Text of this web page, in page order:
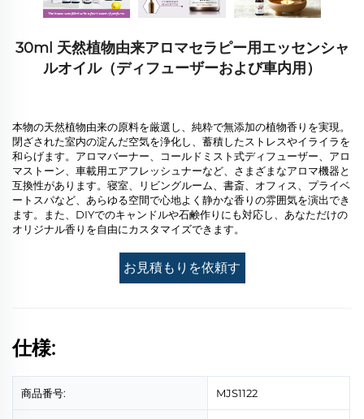
30ml 天然植物由来アロマセラピー用エッセンシャ
ルオイル（ディフューザーおよび車内用）
本物の天然植物由来の原料を厳選し、純粋で無添加の植物香りを実現。
閉ざされた室内の淀んだ空気を浄化し、蓄積したストレスやイライラを
和らげます。アロマバーナー、コールドミスト式ディフューザー、アロ
マストーン、車載用エアフレッシュナーなど、さまざまなアロマ機器と
互換性があります。寝室、リビングルーム、書斎、オフィス、プライベ
ートスパなど、あらゆる空間で心地よく静かな香りの雰囲気を演出でき
ます。また、DIYでのキャンドルや石鹸作りにも対応し、あなただけの
オリジナル香りを自由にカスタマイズできます。
お見積もりを依頼す
仕様:
商品番号: MJS1122